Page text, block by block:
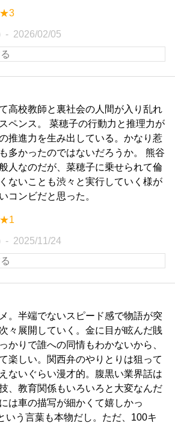
★3
2026/02/05
高校教師と裏社会の人間が入り乱れ
ペンス。 菜穂子の行動力と推理力が
推進力を生み出している。かなり惹
多かったのではないだろうか。 熊谷
人なのだが、菜穂子に乗せられて倫
ないことも渋々と実行していく様が
コンビだと思った。
★1
2025/11/24
。半端でないスピード感で物語が突
々展開していく。金に目が眩んだ賎
かりで誰への同情もわかないから、
楽しい。関西弁のやりとりは狙って
ないぐらい漫才的。腹黒い業界話は
、教育関係もいろいろと大変なんだ
は車の描写が細かくて嬉しかっ
いう言葉も本物だし。ただ、100キ